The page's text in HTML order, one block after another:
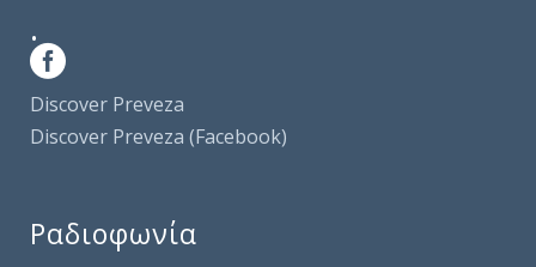
.
Discover Preveza
Discover Preveza (Facebook)
Ραδιοφωνία